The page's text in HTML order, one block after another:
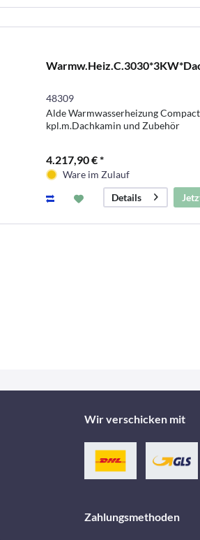
48309
Alde Warmwasserheizung
kpl.m.Dachkamin und Zubehör
4.217,90 € *
Ware im Zulauf
Details
Wir verschicken mit
Zahlungsmethoden